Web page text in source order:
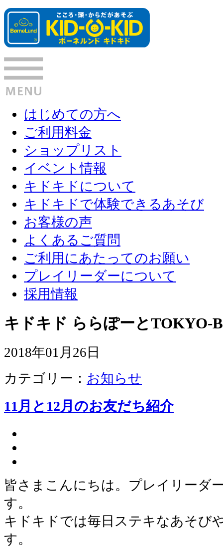
はじめての方へ
ご利用料金
ショップリスト
イベント情報
キドキドについて
キドキドで体験できるあそび
お客様の声
よくあるご質問
ご利用にあたってのお願い
プレイリーダーについて
採用情報
キドキド ららぽーとTOKYO-
2018年01月26日
カテゴリー： お知らせ
11月と12月のお友だち紹介
皆さまこんにちは。プレイリーダ
す。
キドキドでは毎日ステキなあそび
す。